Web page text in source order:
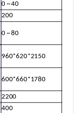
0 ~ 40
200
0 ~ 80
960*620*2150
600*660*1780
2200
400